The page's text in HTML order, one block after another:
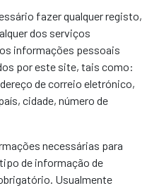
fazer qualquer registo,
dos serviços
informações pessoais
por este site, tais como:
de correio eletrónico,
cidade, número de
necessárias para
de informação de
Usualmente